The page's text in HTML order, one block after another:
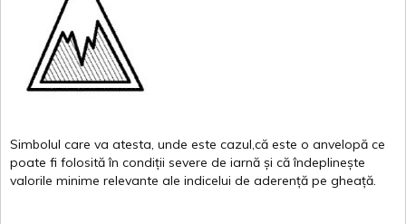
Simbolul care va atesta, unde este cazul,că este o anvelopă ce
poate fi folosită în condiții severe de iarnă și că îndeplinește
valorile minime relevante ale indicelui de aderență pe gheață.